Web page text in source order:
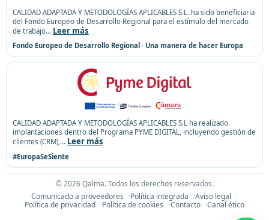
CALIDAD ADAPTADA Y METODOLOGÍAS APLICABLES S.L. ha sido beneficiaria
del Fondo Europeo de Desarrollo Regional para el estímulo del mercado
de trabajo... Leer más
Fondo Europeo de Desarrollo Regional · Una manera de hacer Europa
CALIDAD ADAPTADA Y METODOLOGÍAS APLICABLES S.L ha realizado
implantaciones dentro del Programa PYME DIGITAL, incluyendo gestión de
clientes (CRM),... Leer más
#EuropaSeSiente
©2026Qalma. Todos los derechos reservados.
Comunicado a proveedores Política integrada
Aviso legal
Política de privacidad
Política de cookies Contacto Canal ético